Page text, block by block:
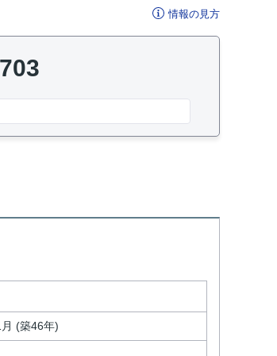
情報の見方
(築46年)